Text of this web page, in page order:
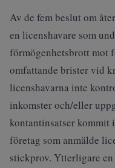
Av de fem beslut om
en licenshavare som
förmögenhetsbrott mot
omfattande brister vid
licenshavarna inte
inkomster och/eller
kontantinsatser kommit
företag som anmälde
stickprov. Ytterligare